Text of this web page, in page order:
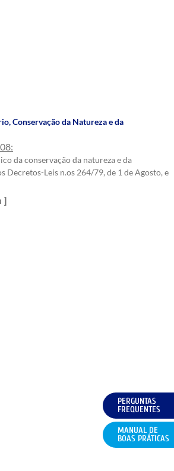
,Conservação da Natureza e da
da conservação da natureza e da
Decretos-Leis n.os 264/79, de 1 de Agosto, e
]
PERGUNTAS
FREQUENTES
MANUAL DE
BOAS PRÁTICAS